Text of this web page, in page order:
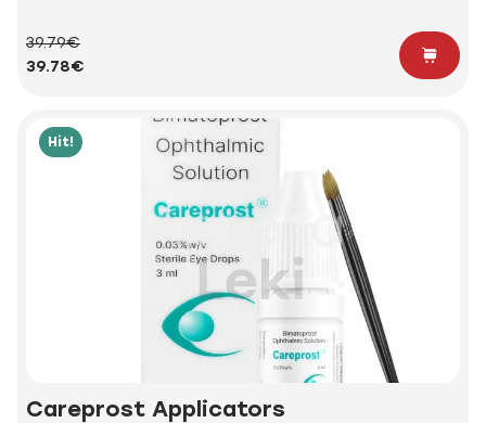
39.79€
39.78€
Hit!
Careprost Applicators